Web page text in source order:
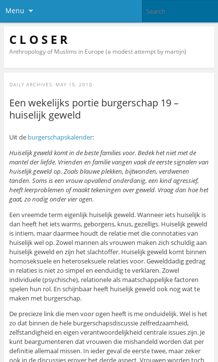
Menu
C L O S E R
Anthropology of Muslims in Europe (a modest attempt by martijn)
DAILY ARCHIVES: MAY 15, 2010
Een wekelijks portie burgerschap 19 –
huiselijk geweld
Uit de burgerschapskalender:
Huiselijk geweld komt in de beste families voor. Bedek het niet met de
mantel der liefde. Vrienden en familie vangen vaak de eerste signalen van
huiselijk geweld op. Zoals blauwe plekken, bijtwonden, verdwenen
tanden. Soms is een vrouw opvallend onderdanig, een kind agressief,
heeft leerproblemen of maakt tekeningen over geweld. Vraag dan hoe het
gaat, zo nodig onder vier ogen.
Een vreemde term eigenlijk huiselijk geweld. Wanneer iets huiselijk is
dan heeft het iets warms, geborgens, knus, gezelligs. Huiselijk geweld
is intiem, maar daarmee houdt de relatie met die connotaties van
huiselijk wel op. Zowel mannen als vrouwen maken zich schuldig aan
huiselijk geweld en zijn het slachtoffer. Huiselijk geweld komt binnen
homoseksuele en heteroseksuele relaties voor. Gewelddadig gedrag
in relaties is niet zo simpel en eenduidig te verklaren. Zowel
individuele (psychische), relationele als maatschappelijke factoren
spelen hun rol. En schijnbaar heeft huiselijk geweld ook nog wat te
maken met burgerschap.
De precieze link die men voor ogen heeft is me onduidelijk. Wel is het
zo dat binnen de hele burgerschapsdiscussie zelfredzaamheid,
zelfstandigheid en eigen verantwoordelijkheid centrale issues zijn. Je
kunt beargumenteren dat vrouwen die mishandeld worden dat per
definitie allemaal missen. In ieder geval de eerste twee, maar zeker
ook in de discussies erover het derde aspect. Vrouwen worden toch